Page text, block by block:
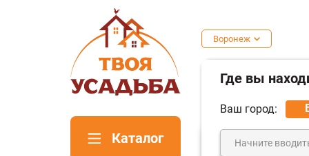
Каталог
Воронеж
Где вы
Ваш город: